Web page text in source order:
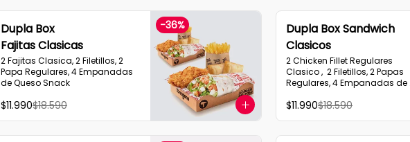
-36%
Dupla Box
Fajitas Clasicas
2 Fajitas Clasica, 2 Filetillos, 2
Papa Regulares, 4 Empanadas
de Queso Snack
$11.990$18.590
Dupla Box Sandwich
Clasicos
2 Chicken Fillet Regulares
Clasico ,  2 Filetillos, 2 Papas
Regulares, 4 Empanadas de
$11.990$18.590